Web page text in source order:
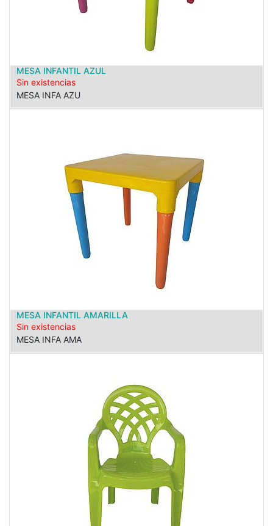
MESA INFANTIL AZUL
Sin existencias
MESA INFA AZU
MESA INFANTIL AMARILLA
Sin existencias
MESA INFA AMA